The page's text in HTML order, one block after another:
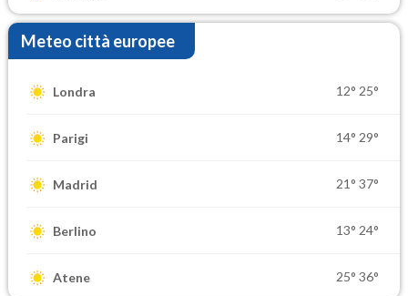
Meteo città europee
Londra 12° 25°
Parigi 14° 29°
Madrid 21° 37°
Berlino 13° 24°
Atene 25° 36°